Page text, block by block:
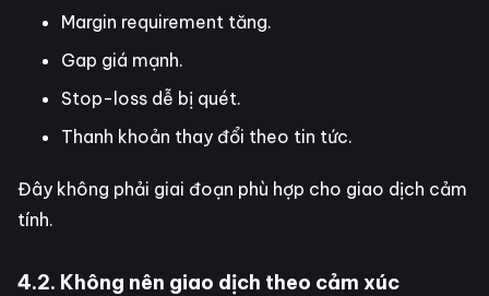
Margin requirement tăng.
Gap giá mạnh.
Stop-loss dễ bị quét.
Thanh khoản thay đổi theo tin tức.
Đây không phải giai đoạn phù hợp cho giao dịch cảm
tính.
4.2. Không nên giao dịch theo cảm xúc